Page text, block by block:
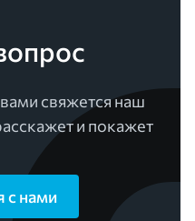
свяжется наш
и покажет
с нами